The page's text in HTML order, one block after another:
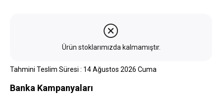
Ürün stoklarımızda kalmamıştır.
Tahmini Teslim Süresi : 14 Ağustos 2026 Cuma
Banka Kampanyaları